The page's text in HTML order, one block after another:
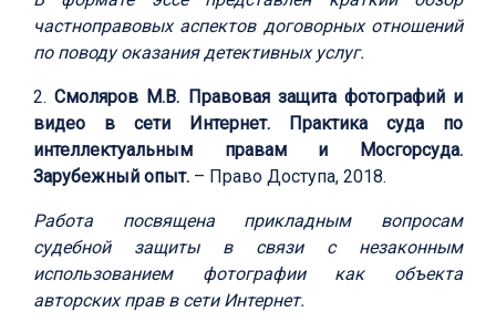
частноправовых аспектов договорных отношений
по поводу оказания детективных услуг.
2.Смоляров М.В. Правовая защита фотографий и
видео в сети Интернет. Практика суда по
интеллектуальным правам и Мосгорсуда.
Зарубежный опыт. – Право Доступа, 2018.
Работа посвящена прикладным вопросам
судебной защиты в связи с незаконным
использованием фотографии как объекта
авторских прав в сети Интернет.